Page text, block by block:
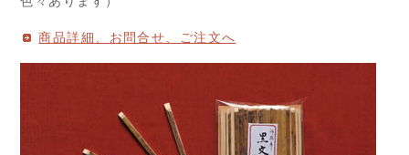
商品詳細、お問合せ、ご注文へ